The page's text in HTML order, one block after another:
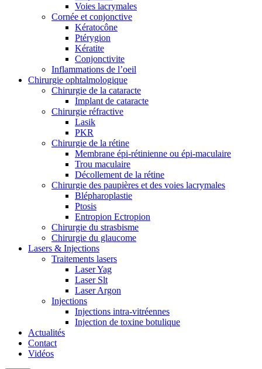
Voies lacrymales
Cornée et conjonctive
Kératocône
Ptérygion
Kératite
Conjonctivite
Inflammations de l’oeil
Chirurgie ophtalmologique
Chirurgie de la cataracte
Implant de cataracte
Chirurgie réfractive
Lasik
PKR
Chirurgie de la rétine
Membrane épi-rétinienne ou épi-maculaire
Trou maculaire
Décollement de la rétine
Chirurgie des paupières et des voies lacrymales
Blépharoplastie
Ptosis
Entropion Ectropion
Chirurgie du strasbisme
Chirurgie du glaucome
Lasers & Injections
Traitements lasers
Laser Yag
Laser Slt
Laser Argon
Injections
Injections intra-vitréennes
Injection de toxine botulique
Actualités
Contact
Vidéos